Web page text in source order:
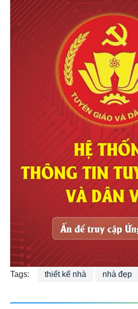
Mở bándự án Serena Riverside
Căn hộ mặt tiền Vành Đai 3 giá từ 53
suanhatrongoiantam chuyên sửa nhà đà
Thông tin mua bán căn hộ lotte eco smart
tiện ích sunshine river park
Đà Nẵng DowntownSun Group
Tags: thiết kế nhà nhà đẹp